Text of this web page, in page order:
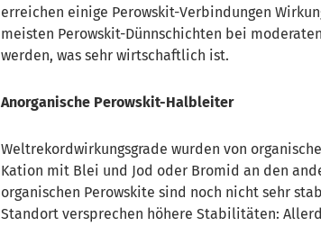
erreichen einige Perowskit-Verbindungen
meisten Perowskit-Dünnschichten bei
werden, was sehr wirtschaftlich ist.
Anorganische Perowskit-Halbleiter
Weltrekordwirkungsgrade wurden von
Kation mit Blei und Jod oder Bromid an den
organischen Perowskite sind noch nicht sehr
Standort versprechen höhere Stabilitäten: